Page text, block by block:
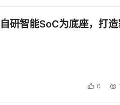
研智能SoC为底座，打
0